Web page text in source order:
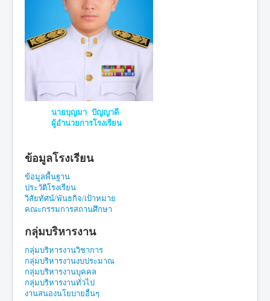
ดาวน์โหลด
ติดต่อเรา
นายบุญมา ปัญญาดี
ผู้อำนวยการโรงเรียน
ข้อมูลโรงเรียน
ข้อมูลพื้นฐาน
ประวัติโรงเรียน
วิสัยทัศน์/พันธกิจ/เป้าหมาย
คณะกรรมการสถานศึกษา
กลุ่มบริหารงาน
กลุ่มบริหารงานวิชาการ
กลุ่มบริหารงานงบประมาณ
กลุ่มบริหารงานบุคคล
กลุ่มบริหารงานทั่วไป
งานสนองนโยบายอื่นๆ